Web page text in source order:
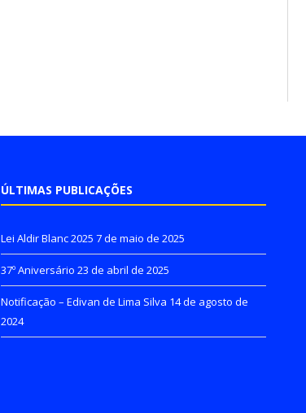
ÚLTIMAS PUBLICAÇÕES
Lei Aldir Blanc 2025 7 de maio de 2025
37º Aniversário 23 de abril de 2025
Notificação – Edivan de Lima Silva 14 de agosto de
2024